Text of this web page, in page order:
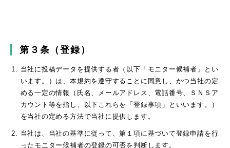
第３条（登録）
当社に投稿データを提供する者（以下「モニター候補者」とい
います。）は、本規約を遵守することに同意し、かつ当社の定
める一定の情報（氏名、メールアドレス、電話番号、ＳＮＳア
カウント等を指し、以下これらを「登録事項」といいます。）
を当社の定める方法で当社に提供します。
当社は、当社の基準に従って、第１項に基づいて登録申請を行
ったモニター候補者の登録の可否を判断します。